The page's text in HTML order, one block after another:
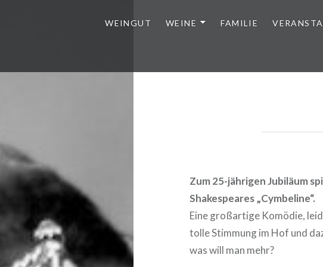
WEINGUT WEINE FAMILIE
Zum 25-jährigen Jubiläum
Shakespeares „Cymbeline“.
Eine großartige Komödie,
tolle Stimmung im Hof und
was will man mehr?